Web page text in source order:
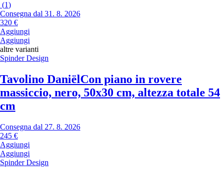
(1)
Consegna dal 31. 8. 2026
320 €
Aggiungi
Aggiungi
altre varianti
Spinder Design
Tavolino DaniëlCon piano in rovere
massiccio, nero, 50x30 cm, altezza totale 54
cm
Consegna dal 27. 8. 2026
245 €
Aggiungi
Aggiungi
Spinder Design